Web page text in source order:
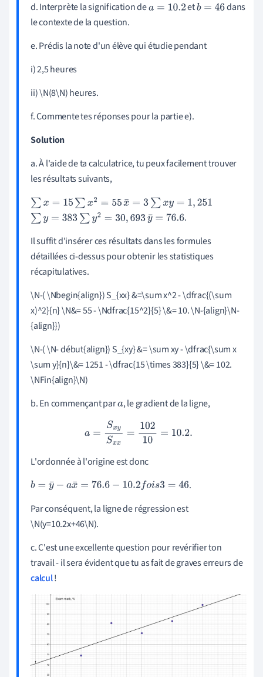
d. Interprète la signification dea=10.2 etb =46
dans
le contexte de la question.
e. Prédis la note d'un élève qui étudie pendant
i) 2,5 heures
ii) \N(8\N) heures.
f. Commente tes réponses pour la partie e).
Solution
a. À l'aide de ta calculatrice, tu peux facilement trouver
les résultats suivants,
∑x=15 ∑x2=55 x¯=3 ∑xy=1, 251
∑y=383 ∑y2=30,693 y¯=76.6 .
Il suffit d'insérer ces résultats dans les formules
détaillées ci-dessus pour obtenir les statistiques
récapitulatives.
\N-( \Nbegin{align}) S_{xx} &=\sum x^2 - \dfrac{(\sum
x)^2}{n} \N&= 55 - \Ndfrac{15^2}{5}\&= 10. \N-{align}\N-
{align}})
\N-( \N- début{align}) S_{xy} &= \sum xy - \dfrac{\sum x
\sum y}{n}\&= 1251 - \dfrac{15 \times 383}{5}\&= 102.
\NFin{align}\N)
b. En commençant para, le gradient de la ligne,
a= SxyS xx= 10210 =10.2.
L'ordonnée à l'origine est donc
b =y¯−ax¯=76.6 −10.2f ois 3=46
.
Par conséquent, la ligne de régression est
\N(y=10.2x+46\N).
c. C'est une excellente question pour revérifier ton
travail - il sera évident que tu as fait de graves erreurs de
calcul!